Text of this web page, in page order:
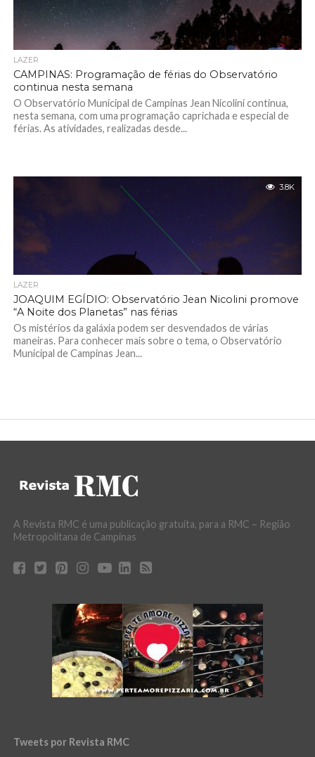
LAZER
CAMPINAS: Programação de férias do Observatório
continua nesta semana
O Observatório Municipal de Campinas Jean Nicolini continua,
nesta semana, com uma programação caprichada e especial de
férias. As atividades, realizadas desde...
3.8K
LAZER
JOAQUIM EGÍDIO: Observatório Jean Nicolini promove
“A Noite dos Planetas” nas férias
Os mistérios da galáxia podem ser desvendados de várias
maneiras. Para conhecer mais sobre o tema, o Observatório
Municipal de Campinas Jean...
A Revista RMC é uma publicação gratuita, para a RMC – Região
Metropolitana de Campinas
Tweets por Revista RMC